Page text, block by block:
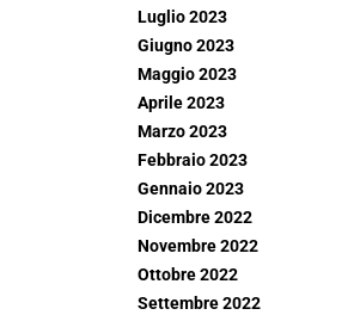
Luglio 2023
Giugno 2023
Maggio 2023
Aprile 2023
Marzo 2023
Febbraio 2023
Gennaio 2023
Dicembre 2022
Novembre 2022
Ottobre 2022
Settembre 2022